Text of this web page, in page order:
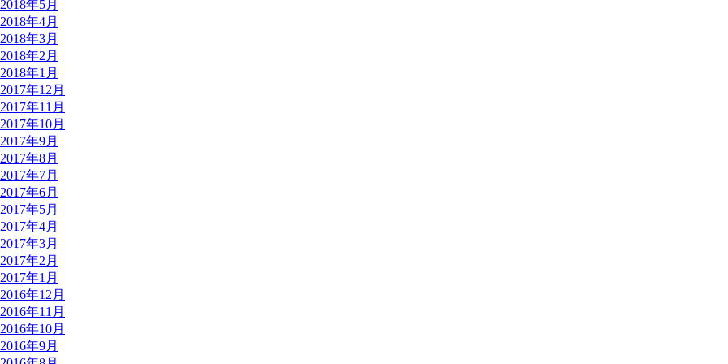
2018年5月
2018年4月
2018年3月
2018年2月
2018年1月
2017年12月
2017年11月
2017年10月
2017年9月
2017年8月
2017年7月
2017年6月
2017年5月
2017年4月
2017年3月
2017年2月
2017年1月
2016年12月
2016年11月
2016年10月
2016年9月